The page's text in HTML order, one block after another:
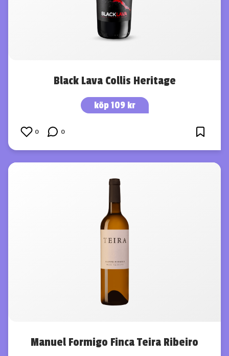
Black Lava Collis Heritage
köp 109 kr
0 0
Manuel Formigo Finca Teira Ribeiro